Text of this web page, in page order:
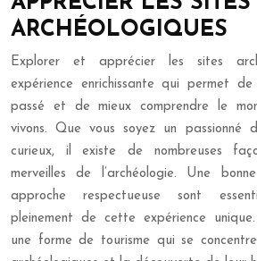
ARCHÉOLOGIQUES
Explorer et apprécier les sites
expérience enrichissante qui permet
passé et de mieux comprendre le
vivons. Que vous soyez un passionné
curieux, il existe de nombreuses
merveilles de l’archéologie. Une
approche respectueuse sont
pleinement de cette expérience unique.
une forme de tourisme qui se